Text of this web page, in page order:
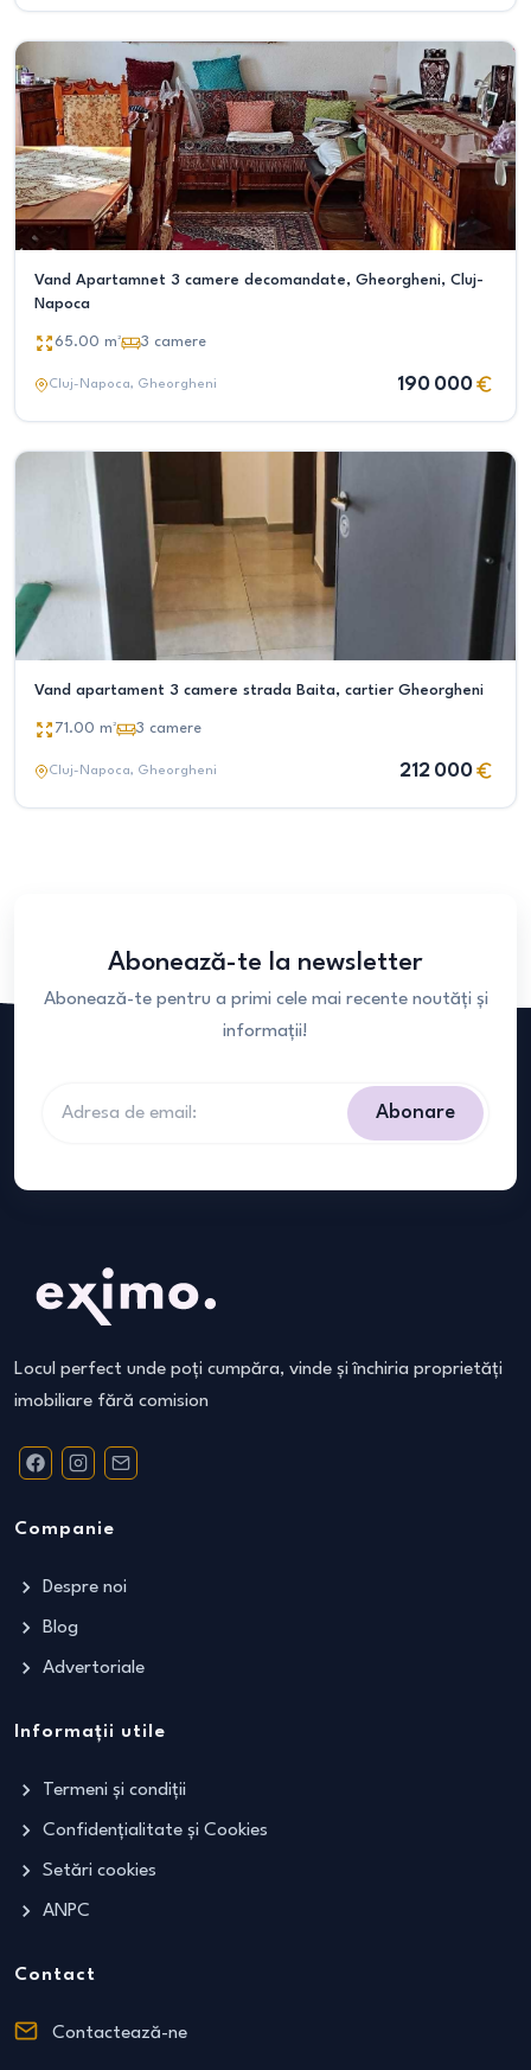
Vand Apartamnet 3 camere decomandate, Gheorgheni, Cluj-
Napoca
65.00 m² 3 camere
Cluj-Napoca, Gheorgheni 190 000
Vand apartament 3 camere strada Baita, cartier Gheorgheni
71.00 m² 3 camere
Cluj-Napoca, Gheorgheni 212 000
Abonează-te la newsletter
Abonează-te pentru a primi cele mai recente noutăți și
informații!
Abonare
Locul perfect unde poți cumpăra, vinde și închiria proprietăți
imobiliare fără comision
Companie
Despre noi
Blog
Advertoriale
Informații utile
Termeni și condiții
Confidențialitate și Cookies
Setări cookies
ANPC
Contact
Contactează-ne